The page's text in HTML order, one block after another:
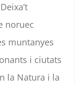
noruec
muntanyes
i ciutats
la Natura i la